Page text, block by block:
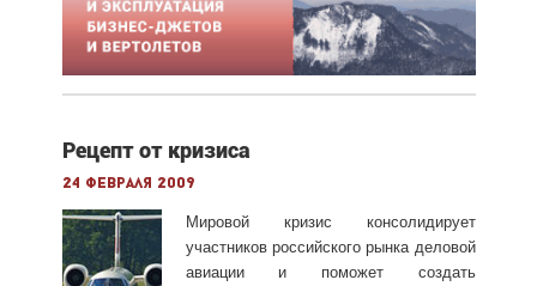
Рецепт от кризиса
24 февраля 2009
Мировой кризис консолидирует
участников российского рынка деловой
авиации и поможет создать